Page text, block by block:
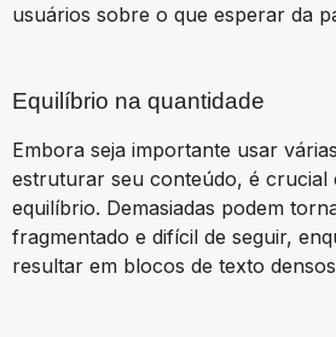
usuários sobre o que esperar da
Equilíbrio na quantidade
Embora seja importante usar
estruturar seu conteúdo, é crucial
equilíbrio. Demasiadas podem
fragmentado e difícil de seguir,
resultar em blocos de texto